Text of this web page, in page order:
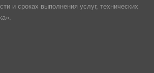
и сроках выполнения услуг, технических